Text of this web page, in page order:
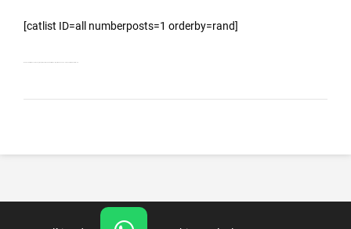
[catlist ID=all numberposts=1 orderby=rand]